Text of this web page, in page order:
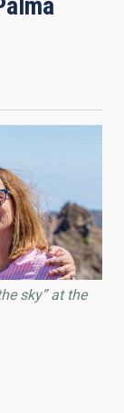
sky” at the